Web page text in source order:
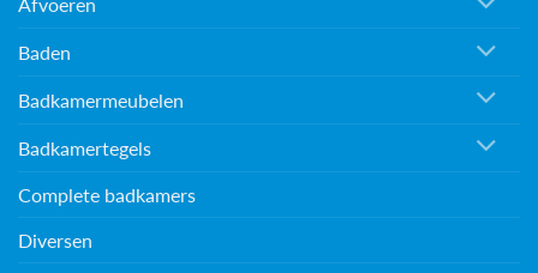
Baden
Badkamermeubelen
Badkamertegels
Complete badkamers
Diversen